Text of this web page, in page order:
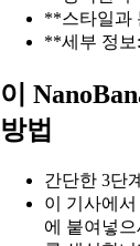
**스타일과
**세부 정보
이
방법
간단한 3단
이 기사에
에 붙여넣으